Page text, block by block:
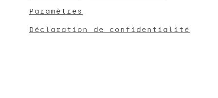
Paramètres
Déclaration de confidentialité